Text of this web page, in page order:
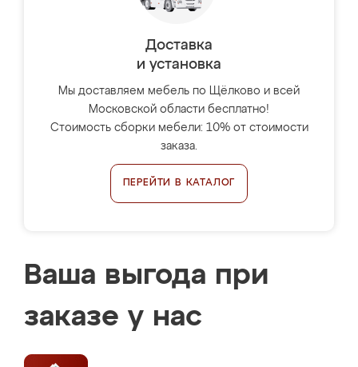
Доставка
и установка
Мы доставляем мебель по Щёлково и всей
Московской области бесплатно!
Стоимость сборки мебели: 10% от стоимости
заказа.
ПЕРЕЙТИ В КАТАЛОГ
Ваша выгода при
заказе у нас